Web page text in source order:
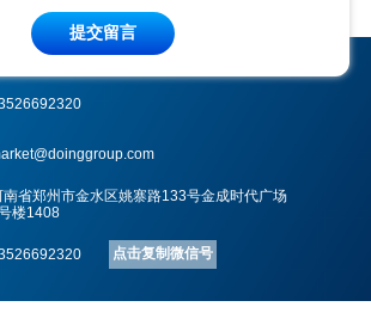
提交留言
南省郑州市金水区姚寨路133号金成时代广场
楼1408
点击复制微信号